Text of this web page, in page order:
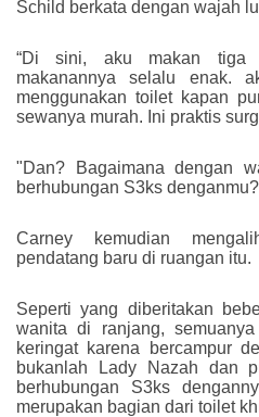
Schild berkata dengan wajah
“Di sini, aku makan tiga
makanannya selalu enak.
menggunakan toilet kapan
sewanya murah. Ini praktis
"Dan? Bagaimana dengan
berhubungan S3ks
Carney kemudian
pendatang baru di ruangan itu.
Seperti yang diberitakan
wanita di ranjang,
keringat karena bercampur
bukanlah Lady Nazah dan
berhubungan S3ks
merupakan bagian dari toilet